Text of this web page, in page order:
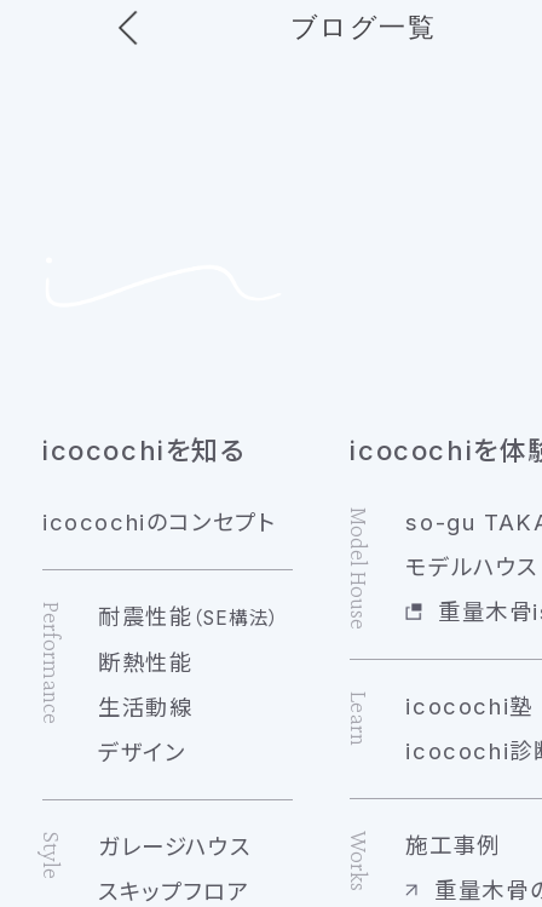
ブログ一覧
icocochiを知る
icocochiのコンセプト
Performance 耐震性能 （SE構法）
断熱性能
生活動線
デザイン
Style
ガレージハウス
スキップフロア
icocochiを体
Model House
so-gu
モデルハウ
重量木
Learn
icocochi塾
icocochi診
Works
施工事例
重量木骨